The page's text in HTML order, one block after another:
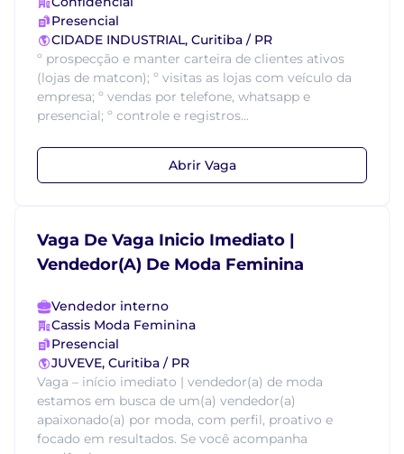
Presencial
CIDADE INDUSTRIAL, Curitiba / PR
º prospecção e manter carteira de clientes ativos
(lojas de matcon); º visitas as lojas com veículo da
empresa; º vendas por telefone, whatsapp e
presencial; º controle e registros...
Abrir Vaga
Vaga De Vaga Inicio Imediato |
Vendedor(A) De Moda Feminina
Vendedor interno
Cassis Moda Feminina
Presencial
JUVEVE, Curitiba / PR
Vaga – início imediato | vendedor(a) de moda
estamos em busca de um(a) vendedor(a)
apaixonado(a) por moda, com perfil, proativo e
focado em resultados. Se você acompanha